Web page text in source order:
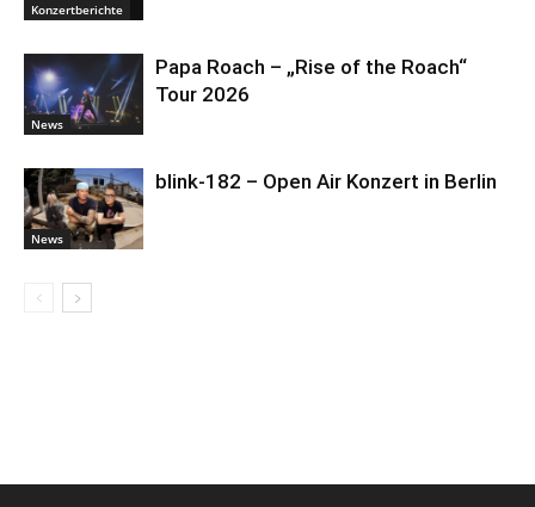
Konzertberichte
News
Papa Roach – „Rise of the Roach“
Tour 2026
News
blink-182 – Open Air Konzert in Berlin